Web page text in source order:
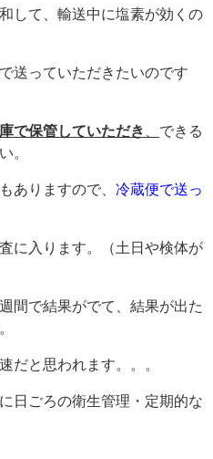
して、輸送中に塩素が効くの
で送っていただきたいのです
で保管していただき、 できる
。
ありますので、 冷蔵便で送っ
に入ります。（土日や検体が
間で結果がでて、結果が出た
だと思われます。。。
日ごろの衛生管理・定期的な